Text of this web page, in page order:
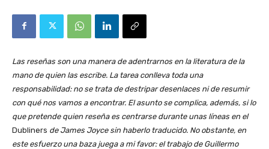
Las reseñas son una manera de adentrarnos en la literatura de la
mano de quien las escribe. La tarea conlleva toda una
responsabilidad: no se trata de destripar desenlaces ni de resumir
con qué nos vamos a encontrar. El asunto se complica, además, si lo
que pretende quien reseña es centrarse durante unas líneas en el
Dubliners de James Joyce sin haberlo traducido. No obstante, en
este esfuerzo una baza juega a mi favor: el trabajo de Guillermo